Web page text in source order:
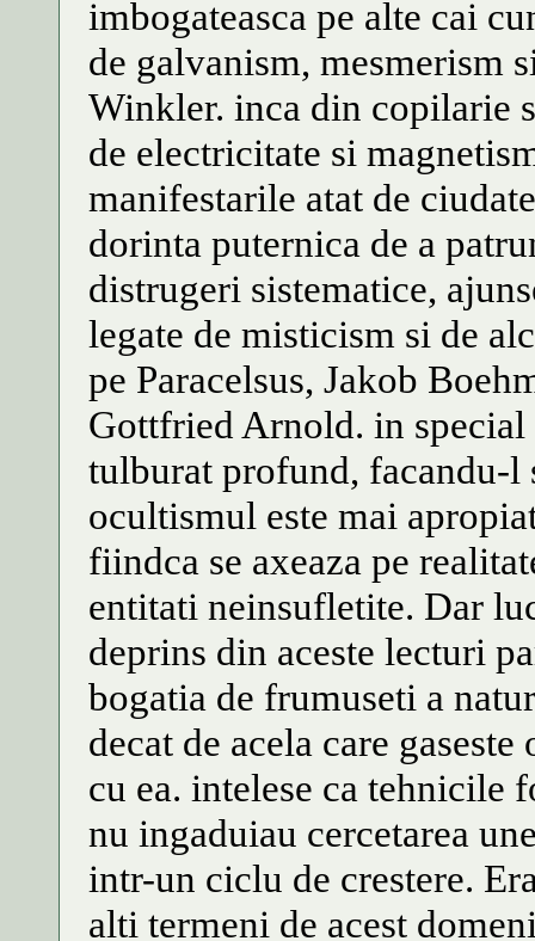
imbogateasca pe alte cai
de galvanism, mesmerism
Winkler. inca din copilarie
de electricitate si
manifestarile atat de
dorinta puternica de a
distrugeri sistematice,
legate de misticism si de
pe Paracelsus, Jakob
Gottfried Arnold. in
tulburat profund, facandu-l
ocultismul este mai
fiindca se axeaza pe
entitati neinsufletite. Dar
deprins din aceste lecturi
bogatia de frumuseti a
decat de acela care
cu ea. intelese ca tehnicile
nu ingaduiau cercetarea
intr-un ciclu de crestere.
alti termeni de acest